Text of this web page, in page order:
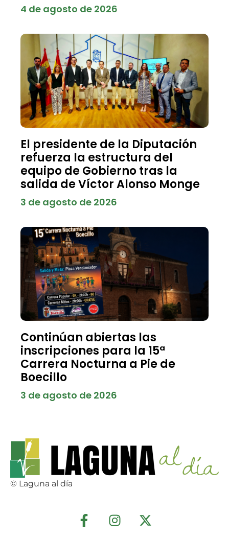
4 de agosto de 2026
El presidente de la Diputación
refuerza la estructura del
equipo de Gobierno tras la
salida de Víctor Alonso Monge
3 de agosto de 2026
Continúan abiertas las
inscripciones para la 15ª
Carrera Nocturna a Pie de
Boecillo
3 de agosto de 2026
© Laguna al día